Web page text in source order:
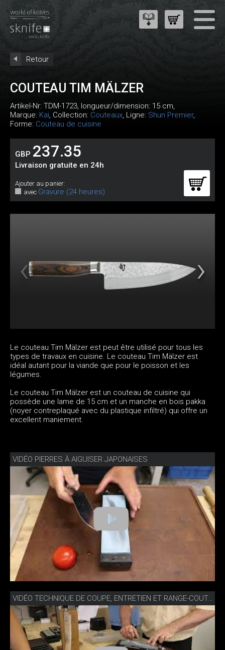
Retour
COUTEAU TIM MÄLZER
Artikel-Nr: TDM-1723, longueur/dimension: 15 cm,
Marque: Kai, Collection: Couteaux, Ligne: Shun Premier,
Forme: Couteau de cuisine
GBP 237.35
Livraison gratuite en 24h
Ajouter au panier:
avec Gravure (24 heures)
Le couteau Tim Mälzer est peut être utilisé pour tous les
types de travaux en cuisine. Le couteau Tim Mälzer est
idéal autant pour la viande que pour le poisson et les
légumes.
Le couteau Tim Mälzer est un couteau de cuisine qui
possède une lame de 15 cm et un manche en bois pakka
(noyer contreplaqué avec du plastique infiltré) qui offre un
excellent maniement.
VIDÉO PIERRES À AIGUISER JAPONAISES
VIDÉO TECHNIQUE DE COUPE, ENTRETIEN ET RANGE-COUTEAUX